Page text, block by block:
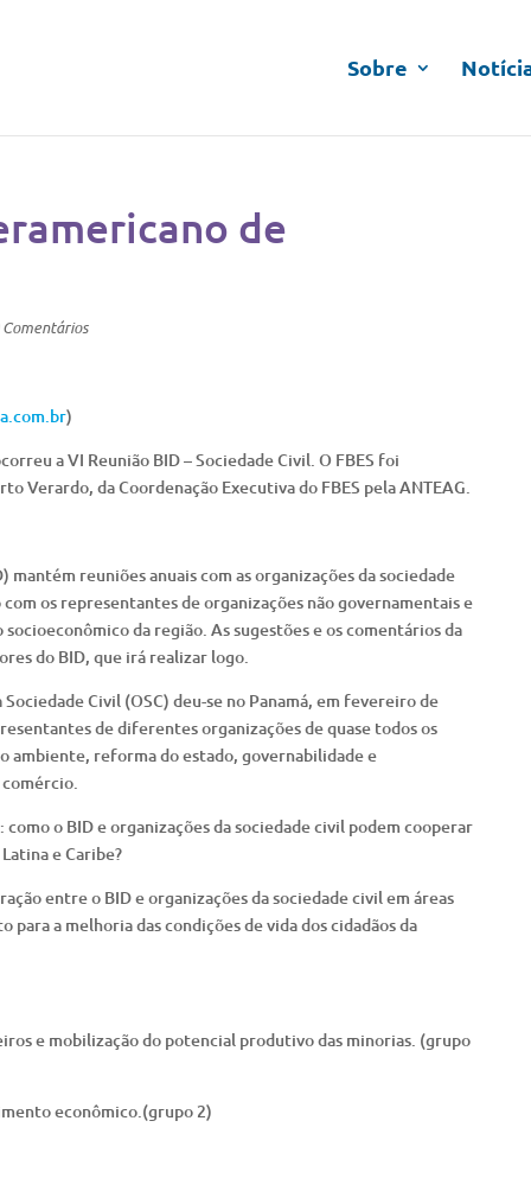
Sobre
de
Comentários
)
a VI Reunião BID – Sociedade Civil. O FBES foi
Verardo, da Coordenação Executiva do FBES pela ANTEAG.
reuniões anuais com as organizações da sociedade
os representantes de organizações não governamentais e
da região. As sugestões e os comentários da
do BID, que irá realizar logo.
Civil (OSC) deu-se no Panamá, em fevereiro de
de diferentes organizações de quase todos os
ambiente, reforma do estado, governabilidade e
o BID e organizações da sociedade civil podem cooperar
e Caribe?
entre o BID e organizações da sociedade civil em áreas
a melhoria das condições de vida dos cidadãos da
e mobilização do potencial produtivo das minorias. (grupo
econômico.(grupo 2)